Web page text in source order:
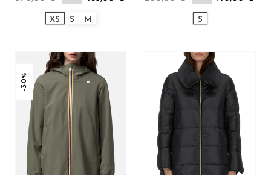
XS S M S
-30%